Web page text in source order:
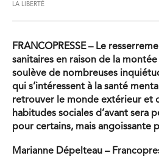
LA LIBERTÉ
FRANCOPRESSE – Le
sanitaires en raison de la
soulève de nombreuses
qui s’intéressent à la santé
retrouver le monde extérieur et
habitudes sociales d’avant sera
pour certains, mais angoissante
Marianne Dépelteau –